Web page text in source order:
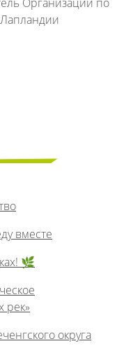
вместе
🌿
рек»
округа